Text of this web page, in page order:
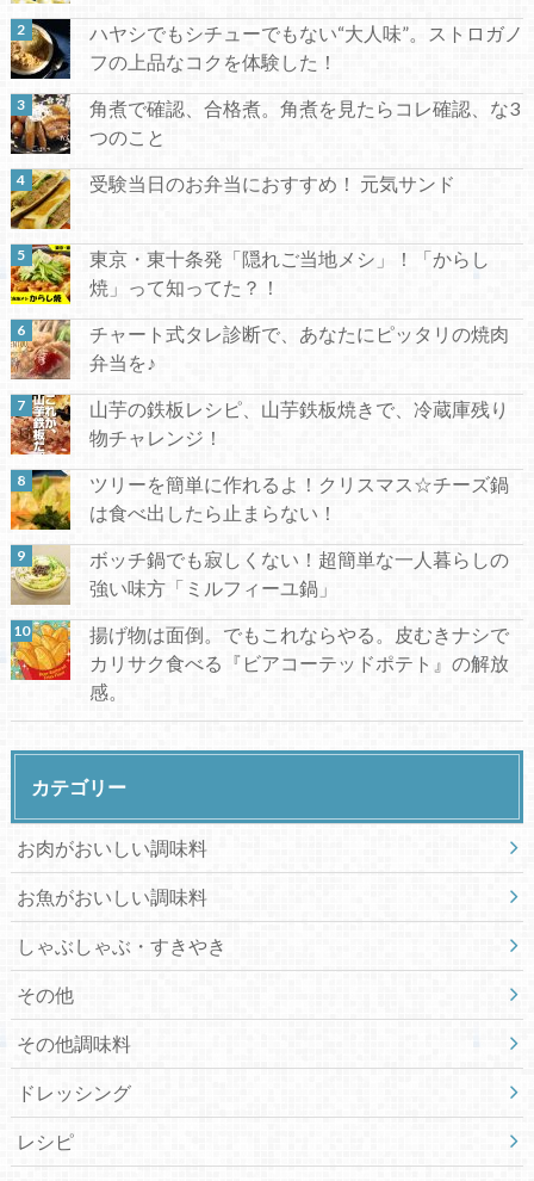
ハヤシでもシチューでもない“大人味”。ストロガノ
フの上品なコクを体験した！
角煮で確認、合格煮。角煮を見たらコレ確認、な3
つのこと
受験当日のお弁当におすすめ！ 元気サンド
東京・東十条発「隠れご当地メシ」！「からし
焼」って知ってた？！
チャート式タレ診断で、あなたにピッタリの焼肉
弁当を♪
山芋の鉄板レシピ、山芋鉄板焼きで、冷蔵庫残り
物チャレンジ！
ツリーを簡単に作れるよ！クリスマス☆チーズ鍋
は食べ出したら止まらない！
ボッチ鍋でも寂しくない！超簡単な一人暮らしの
強い味方「ミルフィーユ鍋」
揚げ物は面倒。でもこれならやる。皮むきナシで
カリサク食べる『ビアコーテッドポテト』の解放
感。
カテゴリー
お肉がおいしい調味料
お魚がおいしい調味料
しゃぶしゃぶ・すきやき
その他
その他調味料
ドレッシング
レシピ